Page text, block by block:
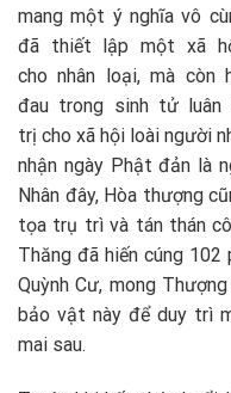
mang một ý nghĩa vô
đã thiết lập một xã
cho nhân loại, mà còn
đau trong sinh tử luân
trị cho xã hội loài người
nhận ngày Phật đản là
Nhân đây, Hòa thượng
tọa trụ trì và tán thán
Thăng đã hiến cúng
Quỳnh Cư, mong
bảo vật này để duy trì
mai sau.